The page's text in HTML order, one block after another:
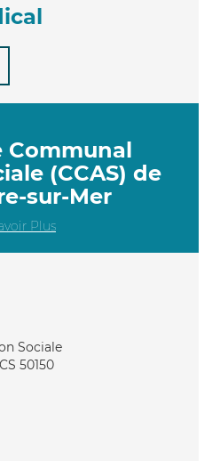
Communal
(CCAS) de
sur-Mer
Plus
Sociale
50150